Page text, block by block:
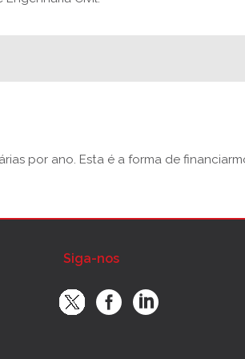
por ano. Esta é a forma de
Siga-nos